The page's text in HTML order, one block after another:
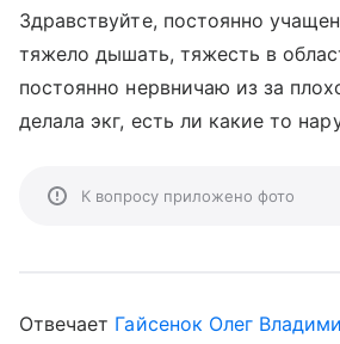
Здравствуйте, постоянно
тяжело дышать, тяжесть в
постоянно нервничаю из за
делала экг, есть ли какие то
К вопросу приложено фото
Отвечает Гайсенок Олег